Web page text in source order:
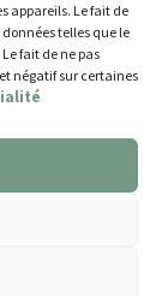
appareils. Le fait de
telles que le
fait de ne pas
négatif sur certaines
using or